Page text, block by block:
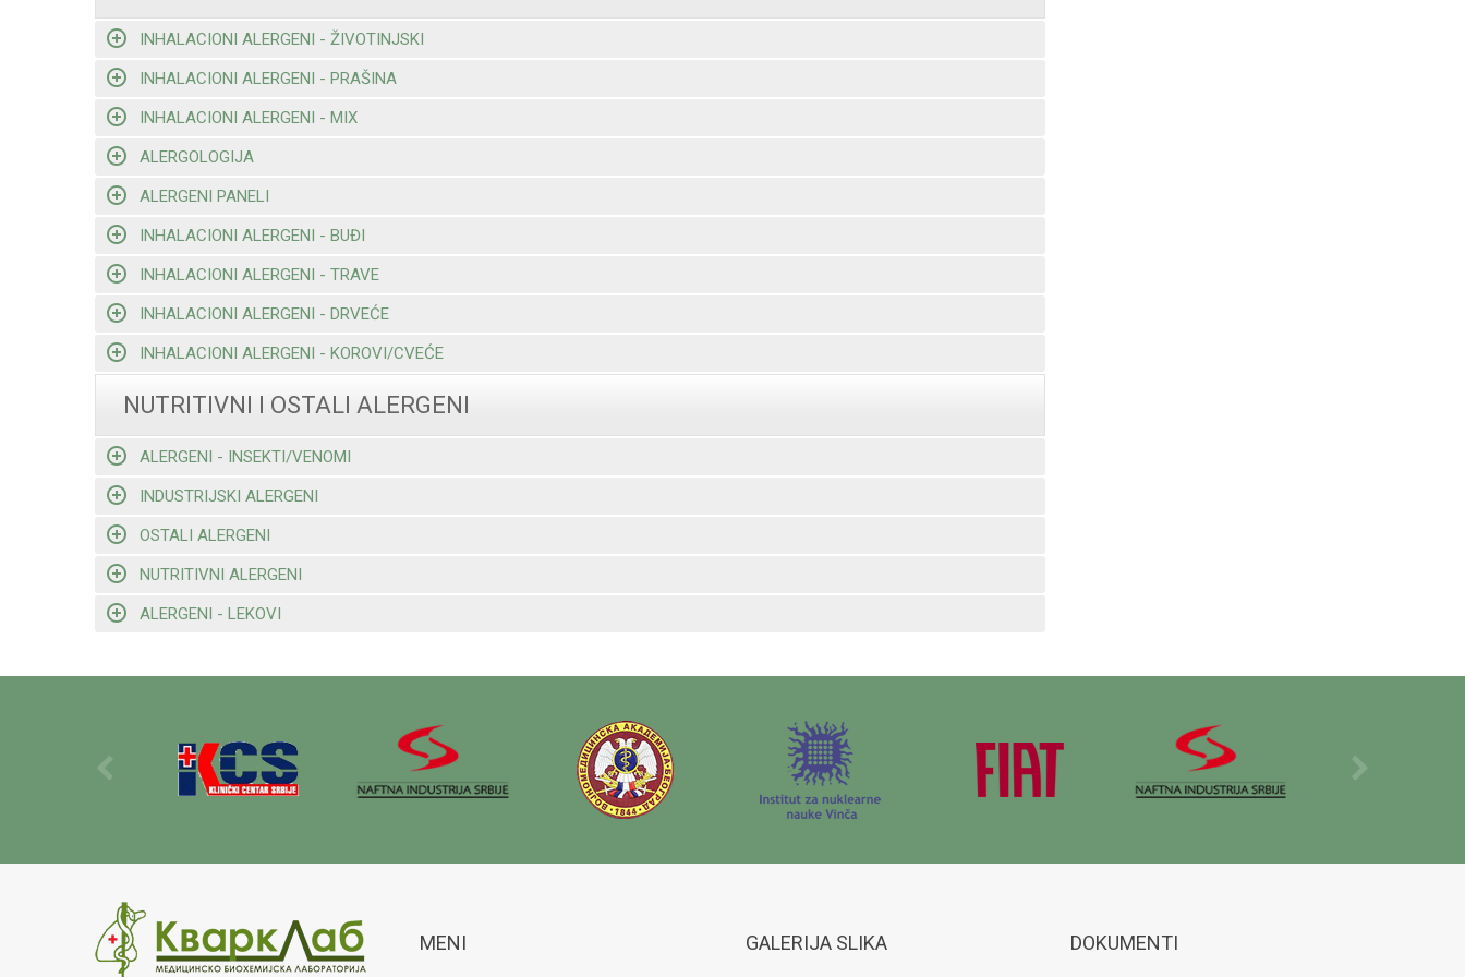
INHALACIONI ALERGENI - ŽIVOTINJSKI
INHALACIONI ALERGENI - PRAŠINA
INHALACIONI ALERGENI - MIX
ALERGOLOGIJA
ALERGENI PANELI
INHALACIONI ALERGENI - BUĐI
INHALACIONI ALERGENI - TRAVE
INHALACIONI ALERGENI - DRVEĆE
INHALACIONI ALERGENI - KOROVI/CVEĆE
NUTRITIVNI I OSTALI ALERGENI
ALERGENI - INSEKTI/VENOMI
INDUSTRIJSKI ALERGENI
OSTALI ALERGENI
NUTRITIVNI ALERGENI
ALERGENI - LEKOVI
MENI GALERIJA SLIKA DOKUMENTI